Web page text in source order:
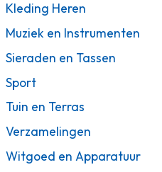
Kleding Heren
Muziek en Instrumenten
Sieraden en Tassen
Sport
Tuin en Terras
Verzamelingen
Witgoed en Apparatuur